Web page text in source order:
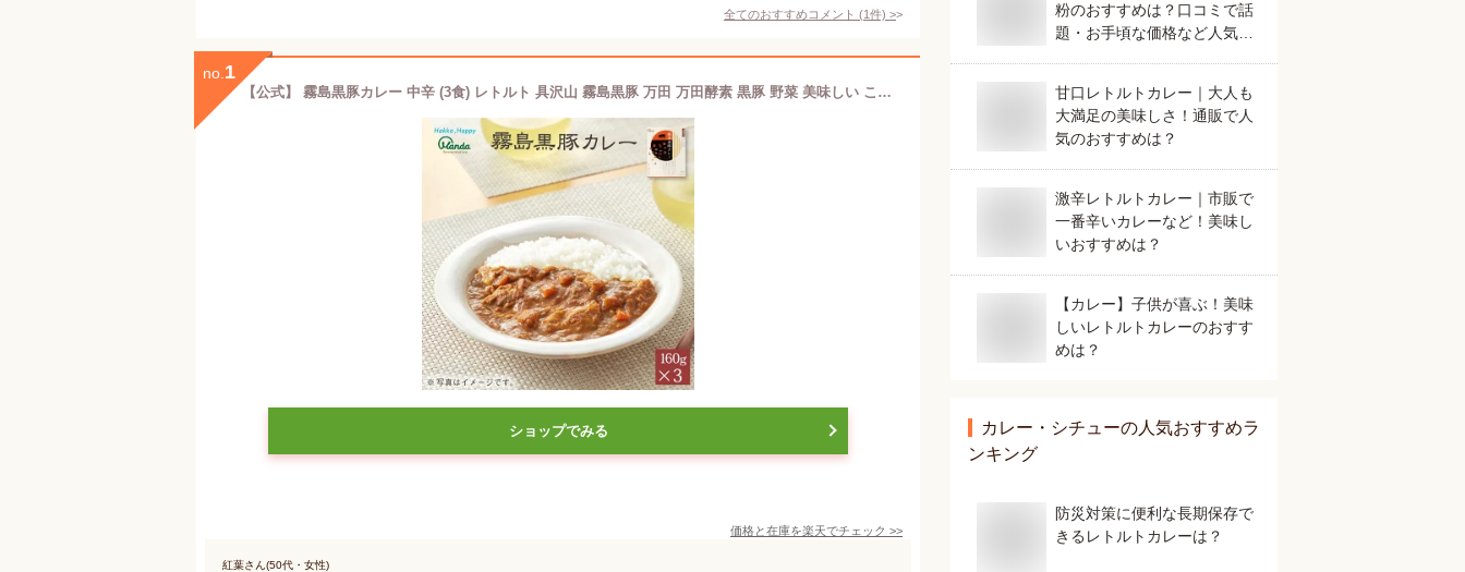
全てのおすすめコメント (1件) >
no. 1
【公式】 霧島黒豚カレー 中辛 (3食) レトルト 具沢山 霧島黒豚 万田 万田酵素 黒豚 野菜 美味しい こだわり 素材 着色料 香料 不使用 パウチ レトルトカレー 和風カレー 食べやすい 簡単 人気 おいしい
ショップでみる
価格と在庫を楽天でチェック >>
紅葉さん(50代・女性)
粉のおすすめは？口コミで話
題・お手頃な価格など人気も
甘口レトルトカレー｜大人も
大満足の美味しさ！通販で人
気のおすすめは？
激辛レトルトカレー｜市販で
一番辛いカレーなど！美味し
いおすすめは？
【カレー】子供が喜ぶ！美味
しいレトルトカレーのおすす
めは？
カレー・シチューの人気おすすめラ
ンキング
防災対策に便利な長期保存で
きるレトルトカレーは？